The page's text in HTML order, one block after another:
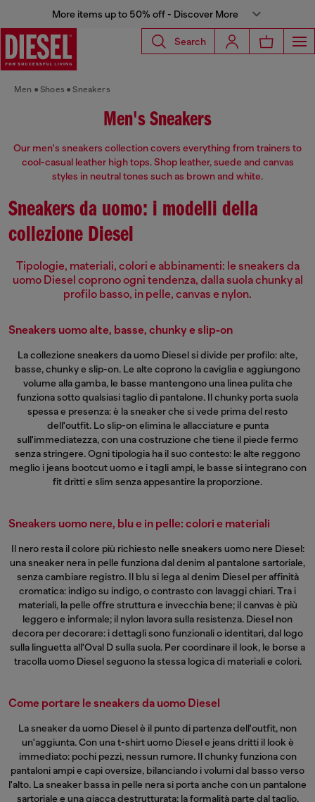
More items up to 50% off - Discover More
Search
Men Shoes Sneakers
Men's Sneakers
Our men's sneakers collection covers everything from trainers to
cool-casual leather high tops. Shop leather, suede and canvas
styles in neutral tones such as brown and white.
Sneakers da uomo: i modelli della
collezione Diesel
Tipologie, materiali, colori e abbinamenti: le sneakers da
uomo Diesel coprono ogni tendenza, dalla suola chunky al
profilo basso, in pelle, canvas e nylon.
Sneakers uomo alte, basse, chunky e slip-on
La collezione sneakers da uomo Diesel si divide per profilo: alte,
basse, chunky e slip-on. Le alte coprono la caviglia e aggiungono
volume alla gamba, le basse mantengono una linea pulita che
funziona sotto qualsiasi taglio di pantalone. Il chunky porta suola
spessa e presenza: è la sneaker che si vede prima del resto
dell'outfit. Lo slip-on elimina le allacciature e punta
sull'immediatezza, con una costruzione che tiene il piede fermo
senza stringere. Ogni tipologia ha il suo contesto: le alte reggono
meglio i jeans bootcut uomoe i tagli ampi, le basse si integrano con
fit dritti e slim senza appesantire la proporzione.
Sneakers uomo nere, blu e in pelle: colori e materiali
Il nero resta il colore più richiesto nelle sneakers uomo nere Diesel:
una sneaker nera in pelle funziona dal denim al pantalone sartoriale,
senza cambiare registro. Il blu si lega al denim Diesel per affinità
cromatica: indigo su indigo, o contrasto con lavaggi chiari. Tra i
materiali, la pelle offre struttura e invecchia bene; il canvas è più
leggero e informale; il nylon lavora sulla resistenza. Diesel non
decora per decorare: i dettagli sono funzionali o identitari, dal logo
sulla linguetta all'Oval D sulla suola. Per coordinare il look, le borse a
tracolla uomoDiesel seguono la stessa logica di materiali e colori.
Come portare le sneakers da uomo Diesel
La sneaker da uomo Diesel è il punto di partenza dell'outfit, non
un'aggiunta. Con unat-shirt uomoDiesel e jeans dritti il look è
immediato: pochi pezzi, nessun rumore. Il chunky funziona con
pantaloni ampi e capi oversize, bilanciando i volumi dal basso verso
l'alto. La sneaker bassa in pelle nera si porta anche con un pantalone
sartoriale e una giacca destrutturata: la formalità parte dal taglio,